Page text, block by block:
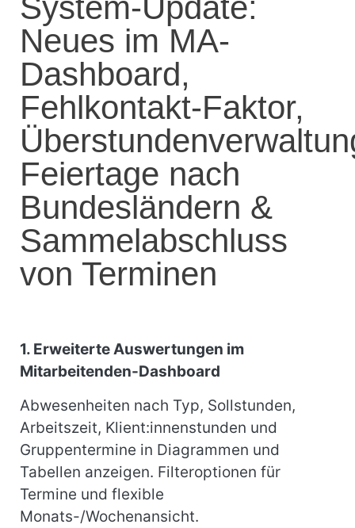
System-Update:
Neues im MA-
Dashboard,
Fehlkontakt-Faktor,
Feiertage nach
Bundesländern &
Sammelabschluss
von Terminen
1. Erweiterte Auswertungen im
Mitarbeitenden-Dashboard
Abwesenheiten nach Typ, Sollstunden,
Arbeitszeit, Klient:innenstunden und
Gruppentermine in Diagrammen und
Tabellen anzeigen. Filteroptionen für
Termine und flexible
Monats-/Wochenansicht.